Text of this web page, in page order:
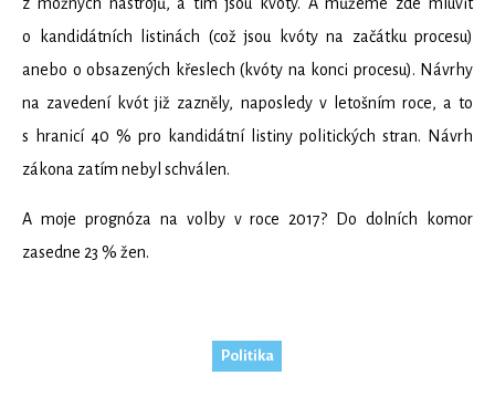
o kandidátních listinách (což jsou kvóty na začátku procesu)
anebo o obsazených křeslech (kvóty na konci procesu). Návrhy
na zavedení kvót již zazněly, naposledy v letošním roce, a to
s hranicí 40 % pro kandidátní listiny politických stran. Návrh
zákona zatím nebyl schválen.
A moje prognóza na volby v roce 2017? Do dolních komor
zasedne 23 % žen.
Politika